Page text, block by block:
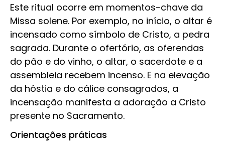
Este ritual ocorre em momentos-chave da
Missa solene. Por exemplo, no início, o altar é
incensado como símbolo de Cristo, a pedra
sagrada. Durante o ofertório, as oferendas
do pão e do vinho, o altar, o sacerdote e a
assembleia recebem incenso. E na elevação
da hóstia e do cálice consagrados, a
incensação manifesta a adoração a Cristo
presente no Sacramento.
Orientações práticas